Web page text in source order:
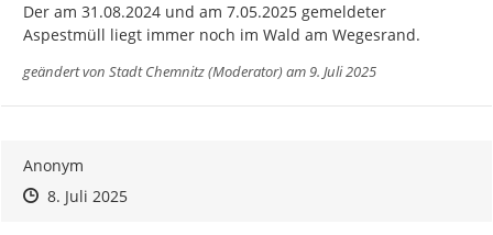
Der am 31.08.2024 und am 7.05.2025 gemeldeter
Aspestmüll liegt immer noch im Wald am Wegesrand.
geändert von Stadt Chemnitz (Moderator)am 9. Juli 2025
Anonym
Zeitpunkt des Erstellens
Zeitpunkt des Erstellens
8. Juli 2025Zur Äußerung